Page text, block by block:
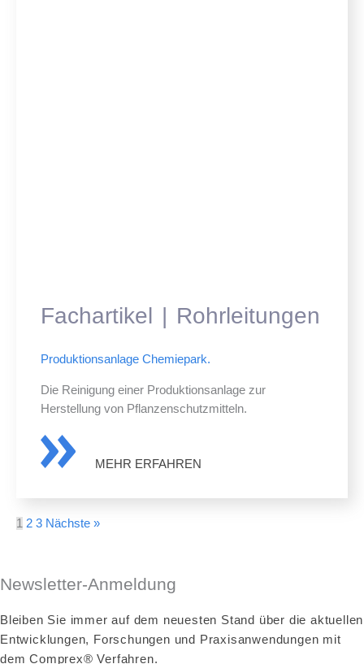
Fachartikel Rohrleitungen
Produktionsanlage Chemiepark.
Die Reinigung einer Produktionsanlage zur
Herstellung von Pflanzenschutzmitteln.
MEHR ERFAHREN
1 2 3 Nächste »
Newsletter-Anmeldung
Bleiben Sie immer auf dem neuesten Stand über die aktuellen
Entwicklungen, Forschungen und Praxisanwendungen mit
dem Comprex® Verfahren.